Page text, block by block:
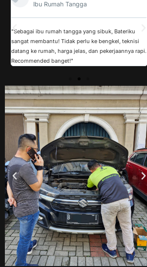
Ibu Rumah Tangga
"Sebagai ibu rumah tangga yang sibuk, Bateriku
sangat membantu! Tidak perlu ke bengkel, teknisi
datang ke rumah, harga jelas, dan pekerjaannya rapi.
Recommended banget!"